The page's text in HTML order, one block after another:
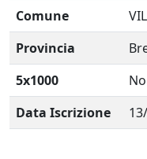
Comune
Provincia
5x1000
No
Data Iscrizione